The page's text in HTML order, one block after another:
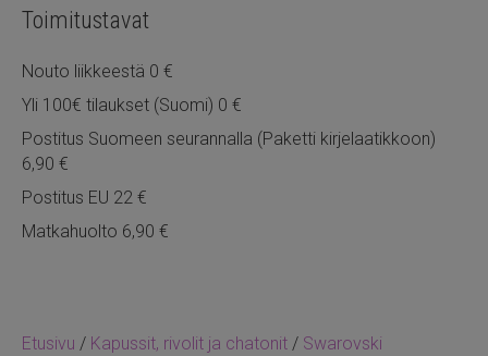
Etusivu / Kapussit, rivolit ja chatonit / Swarovski
Toimitustavat
Nouto liikkeestä 0 €
Yli 100€ tilaukset (Suomi) 0 €
Postitus Suomeen seurannalla (Paketti kirjelaatikkoon)
6,90 €
Postitus EU 22 €
Matkahuolto 6,90 €